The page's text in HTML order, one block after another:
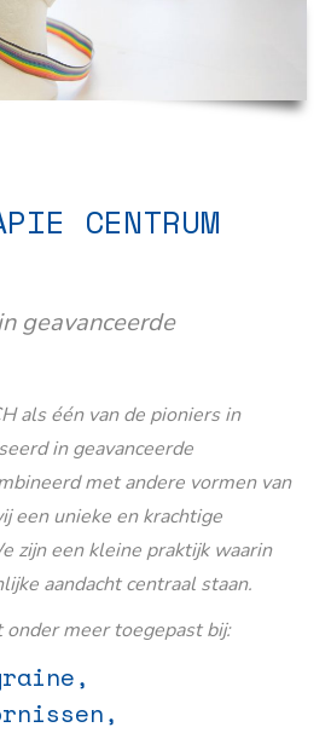
CENTRUM
geavanceerde
als één van de pioniers in
in geavanceerde
met andere vormen van
een unieke en krachtige
zijn een kleine praktijk waarin
aandacht centraal staan.
meer toegepast bij: